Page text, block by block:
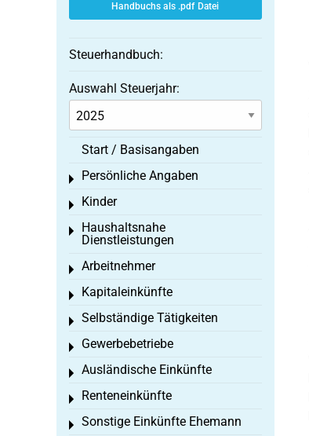
Handbuchs als .pdf Datei
Steuerhandbuch:
Auswahl Steuerjahr:
Start / Basisangaben
Persönliche Angaben
Toggle menu
Kinder
Toggle menu
Haushaltsnahe
Dienstleistungen
Toggle menu
Arbeitnehmer
Toggle menu
Kapitaleinkünfte
Toggle menu
Selbständige Tätigkeiten
Toggle menu
Gewerbebetriebe
Toggle menu
Ausländische Einkünfte
Toggle menu
Renteneinkünfte
Toggle menu
Sonstige Einkünfte Ehemann
Toggle menu